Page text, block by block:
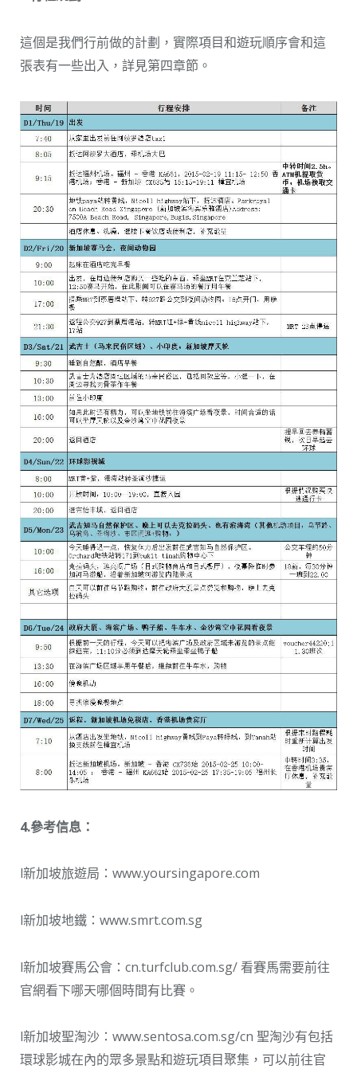
這個是我們行前做的計劃，實際項目和遊玩順序會和這
張表有一些出入，詳見第四章節。
4.參考信息：
l新加坡旅遊局：www.yoursingapore.com
l新加坡地鐵：www.smrt.com.sg
l新加坡賽馬公會：cn.turfclub.com.sg/ 看賽馬需要前往
官網看下哪天哪個時間有比賽。
l新加坡聖淘沙：www.sentosa.com.sg/cn 聖淘沙有包括
環球影城在內的眾多景點和遊玩項目聚集，可以前往官